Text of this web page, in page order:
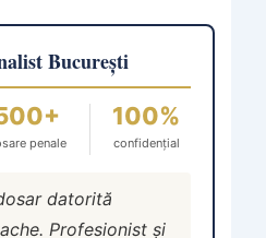
București
penale
100%
confidențial
datorită
Profesionist și